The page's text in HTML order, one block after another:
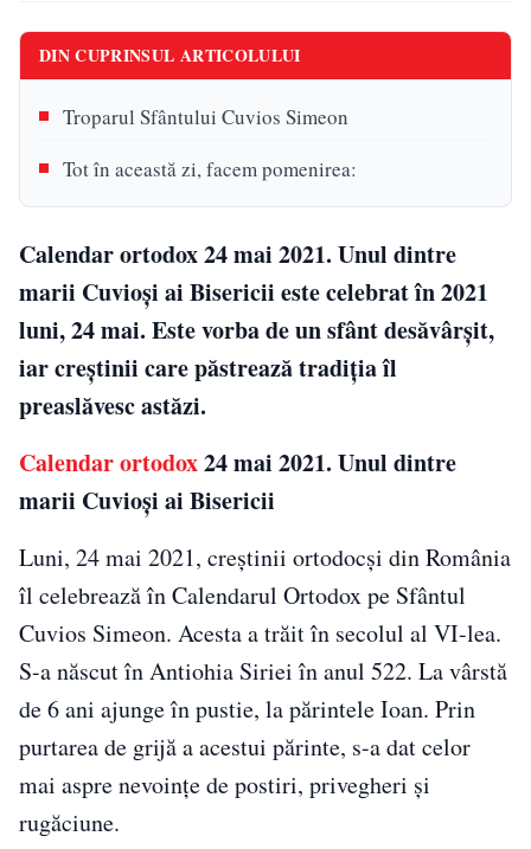
DIN CUPRINSUL ARTICOLULUI
Troparul Sfântului Cuvios Simeon
Tot în această zi, facem pomenirea:
Calendar ortodox 24 mai 2021. Unul dintre
marii Cuvioși ai Bisericii este celebrat în 2021
luni, 24 mai. Este vorba de un sfânt desăvârșit,
iar creștinii care păstrează tradiția îl
preaslăvesc astăzi.
Calendar ortodox24 mai 2021. Unul dintre
marii Cuvioși ai Bisericii
Luni, 24 mai 2021, creștinii ortodocși din România
îl celebrează în Calendarul Ortodox pe Sfântul
Cuvios Simeon. Acesta a trăit în secolul al VI-lea.
S-a născut în Antiohia Siriei în anul 522. La vârstă
de 6 ani ajunge în pustie, la părintele Ioan. Prin
purtarea de grijă a acestui părinte, s-a dat celor
mai aspre nevoințe de postiri, privegheri și
rugăciune.